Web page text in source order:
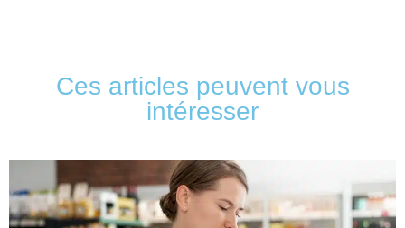
Ces articles peuvent vous
intéresser